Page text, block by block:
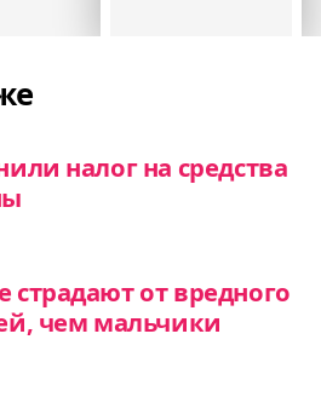
налог на средства
от вредного
чем мальчики